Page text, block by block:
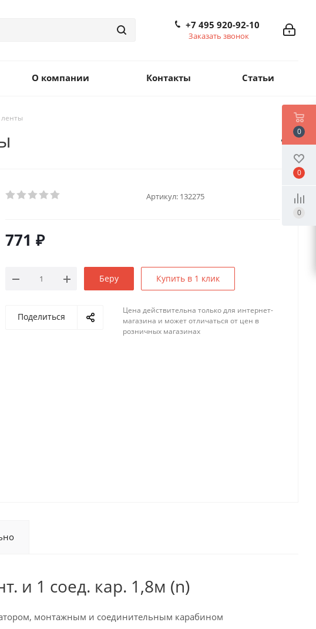
+7 495 920-92-10
Заказать звонок
О компании Контакты Статьи
Артикул: 132275
771 ₽
Беру Купить в 1 клик
Поделиться
Цена действительна только для интернет-
магазина и может отличаться от цен в
розничных магазинах
и 1 соед. кар. 1,8м (n)
монтажным и соединительным карабином
0
0
0